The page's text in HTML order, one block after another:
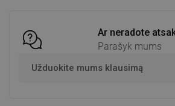
Ar neradote
Parašyk mums
Užduokite mums klausimą